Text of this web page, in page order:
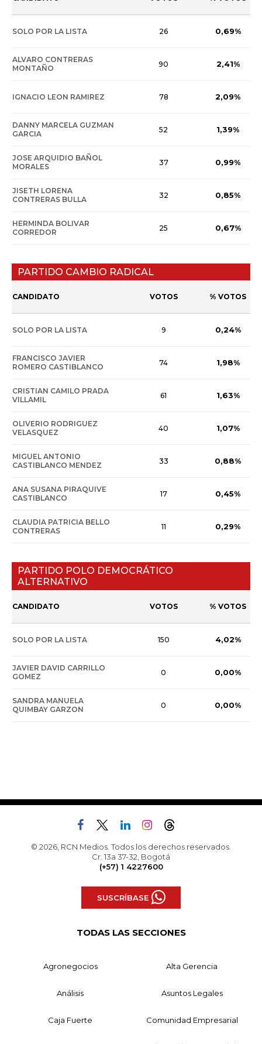
SOLO POR LA LISTA 26 0,69%
ALVARO CONTRERAS
MONTAÑO
90 2,41%
IGNACIO LEON RAMIREZ 78 2,09%
DANNY MARCELA GUZMAN
GARCIA
52 1,39%
JOSE ARQUIDIO BAÑOL
MORALES
37 0,99%
JISETH LORENA
CONTRERAS BULLA
32 0,85%
HERMINDA BOLIVAR
CORREDOR
25 0,67%
PARTIDO CAMBIO RADICAL
CANDIDATO VOTOS % VOTOS
SOLO POR LA LISTA 9 0,24%
FRANCISCO JAVIER
ROMERO CASTIBLANCO
74 1,98%
CRISTIAN CAMILO PRADA
VILLAMIL
61 1,63%
OLIVERIO RODRIGUEZ
VELASQUEZ
40 1,07%
MIGUEL ANTONIO
CASTIBLANCO MENDEZ
33 0,88%
ANA SUSANA PIRAQUIVE
CASTIBLANCO
17 0,45%
CLAUDIA PATRICIA BELLO
CONTRERAS
11 0,29%
PARTIDO POLO DEMOCRÁTICO
ALTERNATIVO
CANDIDATO VOTOS % VOTOS
SOLO POR LA LISTA 150 4,02%
JAVIER DAVID CARRILLO
GOMEZ
0 0,00%
SANDRA MANUELA
QUIMBAY GARZON
0 0,00%
© 2026, RCN Medios. Todos los derechos reservados.
Cr. 13a 37-32, Bogotá
(+57) 1 4227600
SUSCRÍBASE
TODAS LAS SECCIONES
Agronegocios Alta Gerencia
Análisis Asuntos Legales
Caja Fuerte Comunidad Empresarial